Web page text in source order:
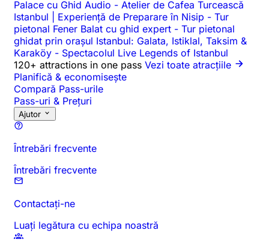
Palace cu Ghid Audio - Atelier de Cafea Turcească
Istanbul | Experiență de Preparare în Nisip - Tur
pietonal Fener Balat cu ghid expert - Tur pietonal
ghidat prin orașul Istanbul: Galata, Istiklal, Taksim &
Karaköy - Spectacolul Live Legends of Istanbul
120+ attractions in one pass Vezi toate atracțiile
Planifică & economisește
Compară Pass-urile
Pass-uri & Prețuri
Ajutor
Întrebări frecvente
Întrebări frecvente
Contactați-ne
Luați legătura cu echipa noastră